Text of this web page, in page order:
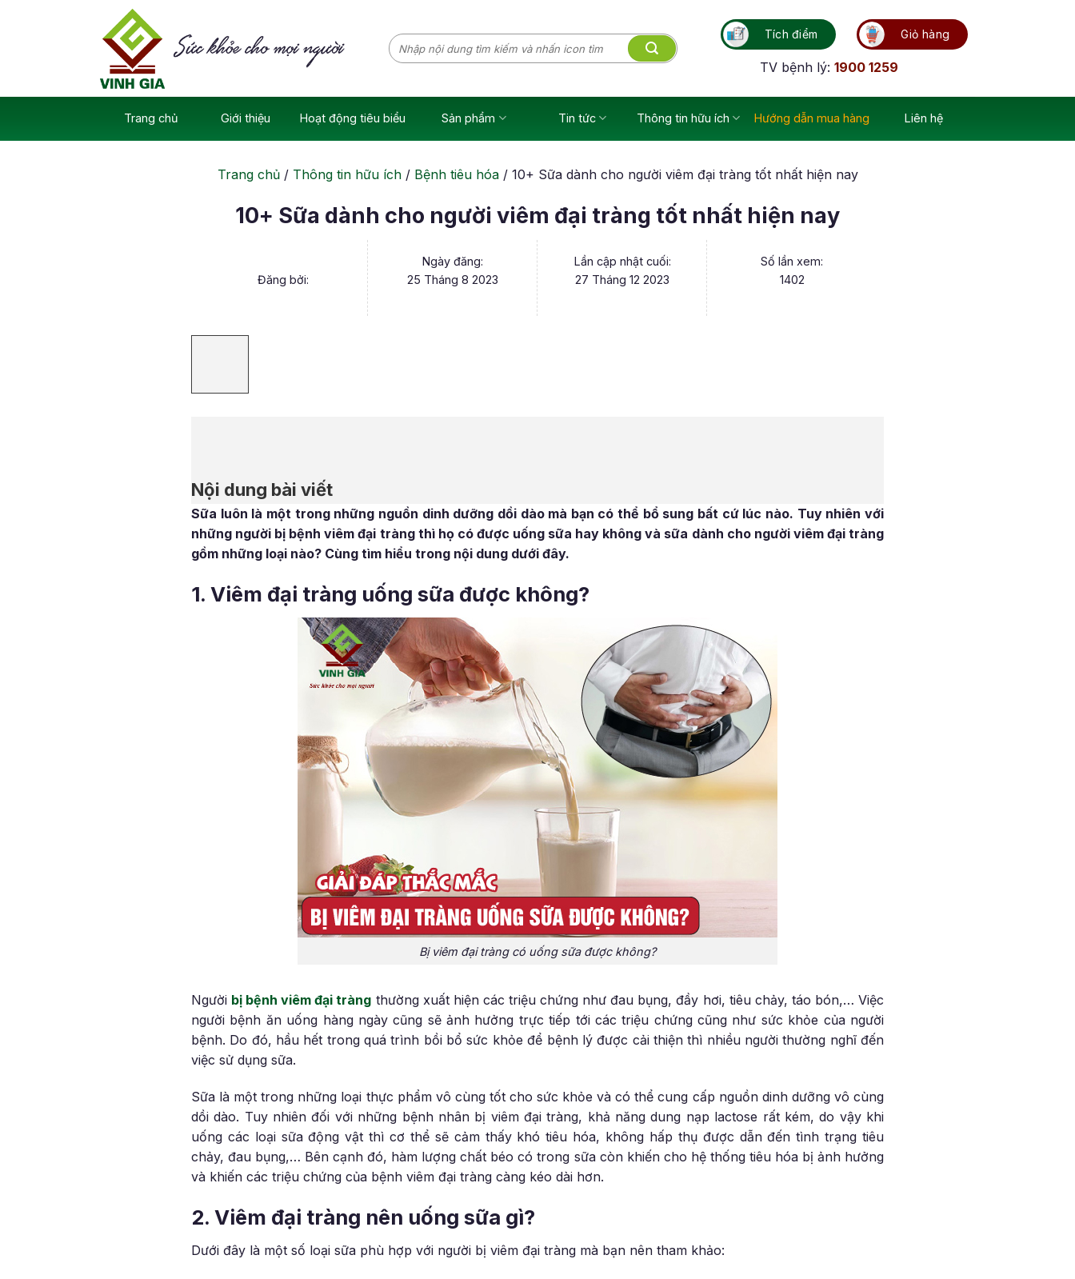
Tìm
kiếm:
Tích điểm Giỏ hàng
TV bệnh lý: 1900 1259
Trang chủ Giới thiệu Hoạt động tiêu biểu Sản phẩm Tin tức Thông tin hữu ích Hướng dẫn mua hàng Liên hệ
Trang chủ/ Thông tin hữu ích/ Bệnh tiêu hóa/ 10+ Sữa dành cho người viêm đại tràng tốt nhất hiện nay
10+ Sữa dành cho người viêm đại tràng tốt nhất hiện nay
Đăng bởi:
Ngày đăng:
25 Tháng 8 2023
Lần cập nhật cuối:
27 Tháng 12 2023
Số lần xem:
1402
Nội dung bài viết
Sữa luôn là một trong những nguồn dinh dưỡng dồi dào mà bạn có thể bổ sung bất cứ lúc nào. Tuy nhiên với
những người bị bệnh viêm đại tràng thì họ có được uống sữa hay không và sữa dành cho người viêm đại tràng
gồm những loại nào? Cùng tìm hiểu trong nội dung dưới đây.
1. Viêm đại tràng uống sữa được không?
Bị viêm đại tràng có uống sữa được không?
Người bị bệnh viêm đại tràng thường xuất hiện các triệu chứng như đau bụng, đầy hơi, tiêu chảy, táo bón,… Việc
người bệnh ăn uống hàng ngày cũng sẽ ảnh hưởng trực tiếp tới các triệu chứng cũng như sức khỏe của người
bệnh. Do đó, hầu hết trong quá trình bồi bổ sức khỏe để bệnh lý được cải thiện thì nhiều người thường nghĩ đến
việc sử dụng sữa.
Sữa là một trong những loại thực phẩm vô cùng tốt cho sức khỏe và có thể cung cấp nguồn dinh dưỡng vô cùng
dồi dào. Tuy nhiên đối với những bệnh nhân bị viêm đại tràng, khả năng dung nạp lactose rất kém, do vậy khi
uống các loại sữa động vật thì cơ thể sẽ cảm thấy khó tiêu hóa, không hấp thụ được dẫn đến tình trạng tiêu
chảy, đau bụng,… Bên cạnh đó, hàm lượng chất béo có trong sữa còn khiến cho hệ thống tiêu hóa bị ảnh hưởng
và khiến các triệu chứng của bệnh viêm đại tràng càng kéo dài hơn.
2. Viêm đại tràng nên uống sữa gì?
Dưới đây là một số loại sữa phù hợp với người bị viêm đại tràng mà bạn nên tham khảo: